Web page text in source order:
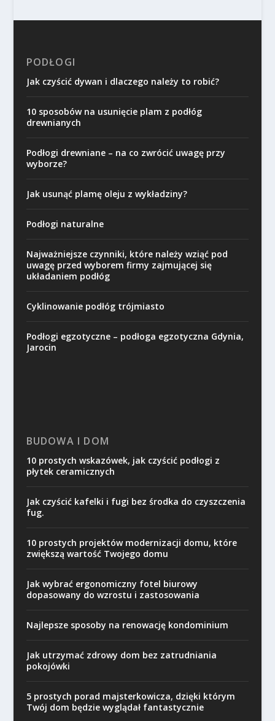
PODŁOGI
Jak czyścić dywan i dlaczego należy to robić?
10 sposobów na usunięcie plam z podłóg
drewnianych
Podłogi drewniane – na co zwrócić uwagę przy
wyborze?
Jak usunąć plamę oleju z wykładziny?
Podłogi naturalne
Najważniejsze czynniki, które należy wziąć pod
uwagę przed wyborem firmy zajmującej się
układaniem podłóg
Cyklinowanie podłóg trójmiasto
Podłogi egzotyczne – podłoga egzotyczna Gdynia,
Jarocin
BUDOWA I DOM
10 prostych wskazówek, jak czyścić podłogi z
płytek ceramicznych
Jak czyścić kafelki i fugi bez środka do czyszczenia
fug.
10 prostych projektów modernizacji domu, które
zwiększą wartość Twojego domu
Jak wybrać ergonomiczny fotel biurowy
dopasowany do wzrostu i zastosowania
Najlepsze sposoby na renowację kondominium
Jak utrzymać zdrowy dom bez zatrudniania
pokojówki
5 prostych porad majsterkowicza, dzięki którym
Twój dom będzie wyglądał fantastycznie